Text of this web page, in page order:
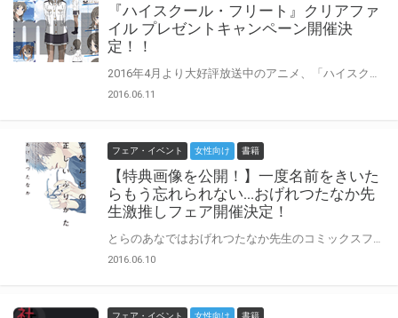
『ハイスクール・フリート』クリアファ
イル プレゼントキャンペーン開催決
定！！
2016.06.11
フェア・イベント 女性向け 書籍
【特典画像を公開！】一度名前をきいた
らもう忘れられない…おげれつたなか先
生激推しフェア開催決定！
2016.06.10
フェア・イベント 女性向け 書籍